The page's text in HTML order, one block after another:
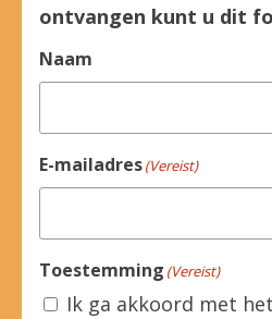
ontvangen kunt u dit
Naam
E-mailadres(Vereist)
Toestemming (Vereist)
Ik ga akkoord met het